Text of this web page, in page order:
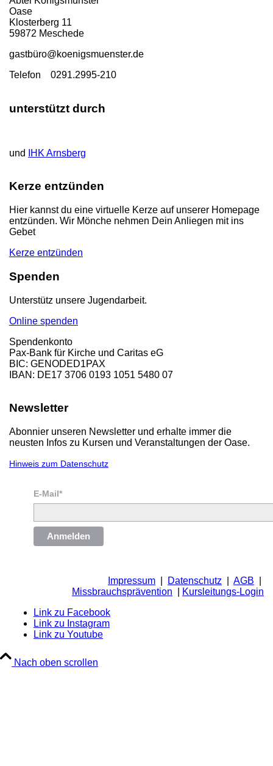
Oase
Klosterberg 11
59872 Meschede
gastbüro@koenigsmuenster.de
Telefon 0291.2995-210
unterstützt durch
und IHK Arnsberg
Kerze entzünden
Hier kannst du eine virtuelle Kerze auf unserer Homepage
entzünden. Wir Mönche nehmen Dein Anliegen mit ins
Gebet
Kerze entzünden
Spenden
Unterstütz unsere Jugendarbeit.
Online spenden
Spendenkonto
Pax-Bank für Kirche und Caritas eG
BIC: GENODED1PAX
IBAN: DE17 3706 0193 1051 5480 07
Newsletter
Abonnier unseren Newsletter und erhalte immer die
neusten Infos zu Kursen und Veranstaltungen der Oase.
Hinweis zum Datenschutz
E-Mail*
Anmelden
Impressum Datenschutz AGB
Missbrauchsprävention
Kursleitungs-Login
Link zu Facebook
Link zu Instagram
Link zu Youtube
Nach oben scrollen